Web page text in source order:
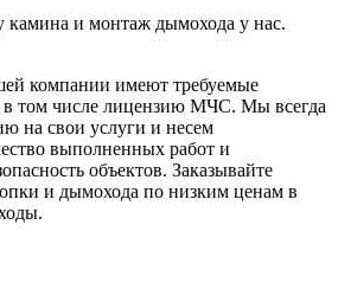
камина и монтаж дымохода у нас.
компании имеют требуемые
в том числе лицензию МЧС. Мы всегда
на свои услуги и несем
выполненных работ и
объектов. Заказывайте
и дымохода по низким ценам в